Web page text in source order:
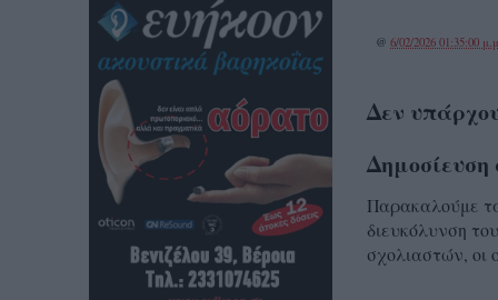
@ 6/02/2026 01:35:00
Δεν
Δημοσίευση
Παρακαλούμε
διευκόλυνση
σχολιαστών, οι